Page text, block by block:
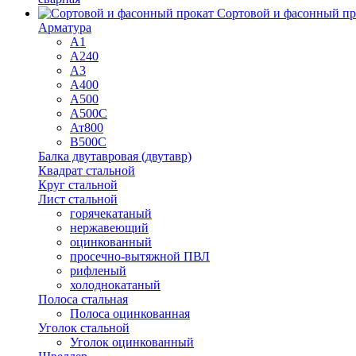
Сортовой и фасонный
Арматура
А1
А240
А3
А400
А500
А500С
Ат800
В500С
Балка двутавровая (двутавр)
Квадрат стальной
Круг стальной
Лист стальной
горячекатаный
нержавеющий
оцинкованный
просечно-вытяжной ПВЛ
рифленый
холоднокатаный
Полоса стальная
Полоса оцинкованная
Уголок стальной
Уголок оцинкованный